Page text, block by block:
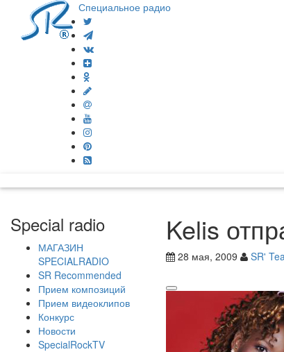
Специальное радио
Special radio
МАГАЗИН
SPECIALRADIO
SR Recommended
Прием композиций
Прием видеоклипов
Конкурс
Новости
SpecialRockTV
Kelis
28 мая, 2009 SR'